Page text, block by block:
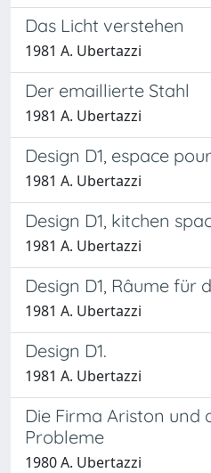
Das Licht verstehen
1981 A. Ubertazzi
Der emaillierte Stahl
1981 A. Ubertazzi
Design D1, espace
1981 A. Ubertazzi
Design D1, kitchen
1981 A. Ubertazzi
Design D1, Râume für
1981 A. Ubertazzi
Design D1.
1981 A. Ubertazzi
Die Firma Ariston und
Probleme
1980 A. Ubertazzi